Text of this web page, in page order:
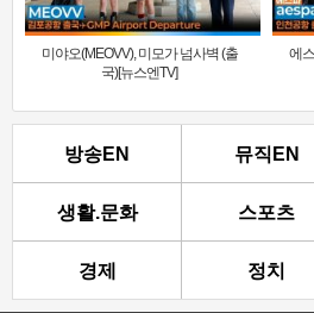
미야오(MEOVV), 미모가 넘사벽 (출
국)[뉴스엔TV]
에
방송EN 뮤직EN
생활.문화 스포츠
경제 정치